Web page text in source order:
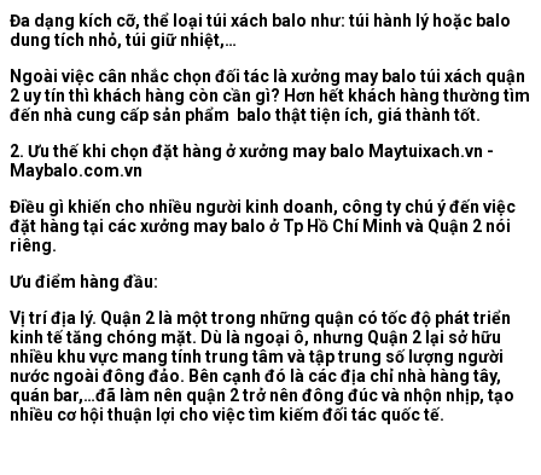
Đa dạng kích cỡ, thể loại túi xách balo như: túi hành lý hoặc balo
dung tích nhỏ, túi giữ nhiệt,…
Ngoài việc cân nhắc chọn đối tác là xưởng may balo túi xách quận
2 uy tín thì khách hàng còn cần gì? Hơn hết khách hàng thường tìm
đến nhà cung cấp sản phẩm balo thật tiện ích, giá thành tốt.
2. Ưu thế khi chọn đặt hàng ở xưởng may balo Maytuixach.vn -
Maybalo.com.vn
Điều gì khiến cho nhiều người kinh doanh, công ty chú ý đến việc
đặt hàng tại các xưởng may balo ở Tp Hồ Chí Minh và Quận 2 nói
riêng.
Ưu điểm hàng đầu:
Vị trí địa lý. Quận 2 là một trong những quận có tốc độ phát triển
kinh tế tăng chóng mặt. Dù là ngoại ô, nhưng Quận 2 lại sở hữu
nhiều khu vực mang tính trung tâm và tập trung số lượng người
nước ngoài đông đảo. Bên cạnh đó là các địa chỉ nhà hàng tây,
quán bar,…đã làm nên quận 2 trở nên đông đúc và nhộn nhịp, tạo
nhiều cơ hội thuận lợi cho việc tìm kiếm đối tác quốc tế.